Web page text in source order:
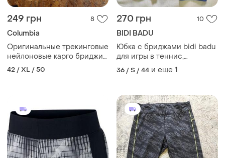
249 грн 8
Columbia
Оригинальные трекинговые
нейлоновые карго бриджи
columbia titanium
42 / XL / 50
270 грн 10
BIDI BADU
Юбка с бриджами bidi badu
для игры в теннис,
бадминтон, сквош, занятий
спортом, танцами. размер l
36 / S / 44 и еще 1